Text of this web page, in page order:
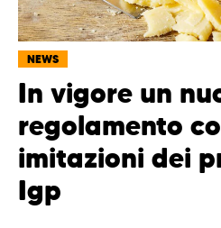
NEWS
In vigore un
regolamento
imitazioni dei
Igp